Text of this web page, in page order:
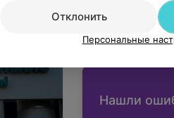
Вы
Нашли
Отклонить
Персональные